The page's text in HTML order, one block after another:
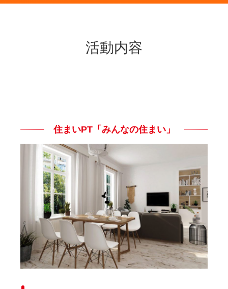
活動内容
住まいPT「みんなの住まい」